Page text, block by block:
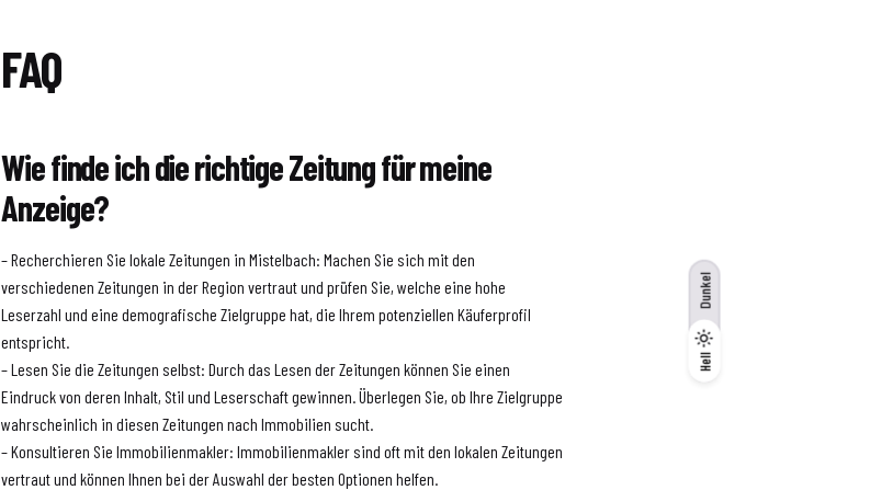
Hell
Dunkel
Hell
Dunkel
FAQ
Wie finde ich die richtige Zeitung für meine
Anzeige?
– Recherchieren Sie lokale Zeitungen in Mistelbach: Machen Sie sich mit den
verschiedenen Zeitungen in der Region vertraut und prüfen Sie, welche eine hohe
Leserzahl und eine demografische Zielgruppe hat, die Ihrem potenziellen Käuferprofil
entspricht.
– Lesen Sie die Zeitungen selbst: Durch das Lesen der Zeitungen können Sie einen
Eindruck von deren Inhalt, Stil und Leserschaft gewinnen. Überlegen Sie, ob Ihre Zielgruppe
wahrscheinlich in diesen Zeitungen nach Immobilien sucht.
– Konsultieren Sie Immobilienmakler: Immobilienmakler sind oft mit den lokalen Zeitungen
vertraut und können Ihnen bei der Auswahl der besten Optionen helfen.